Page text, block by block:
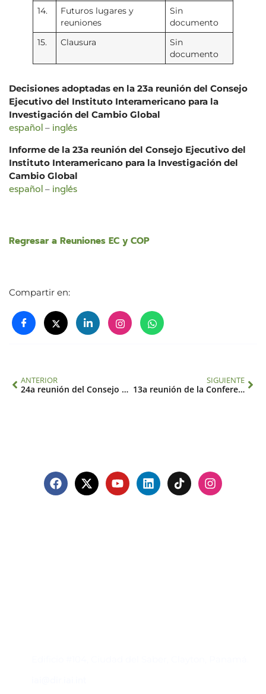
14.
Futuros lugares y
reuniones
Sin
documento
15. Clausura
Sin
documento
Decisiones adoptadas en la 23a reunión del Consejo
Ejecutivo del Instituto Interamericano para la
Investigación del Cambio Global
español – inglés
Informe de la 23a reunión del Consejo Ejecutivo del
Instituto Interamericano para la Investigación del
Cambio Global
español – inglés
Regresar a Reuniones EC y COP
Compartir en:
ANTERIOR
24a reunión del Consejo Ejecutivo
SIGUIENTE
13a reunión de la Conferencia de las Partes